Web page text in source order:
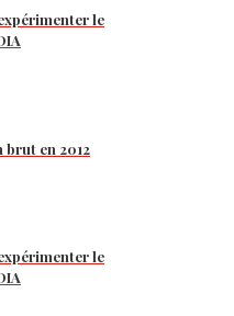
le
brut en 2012
le